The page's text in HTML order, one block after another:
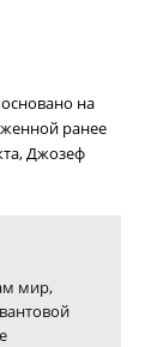
на
ранее
Джозеф
мир,